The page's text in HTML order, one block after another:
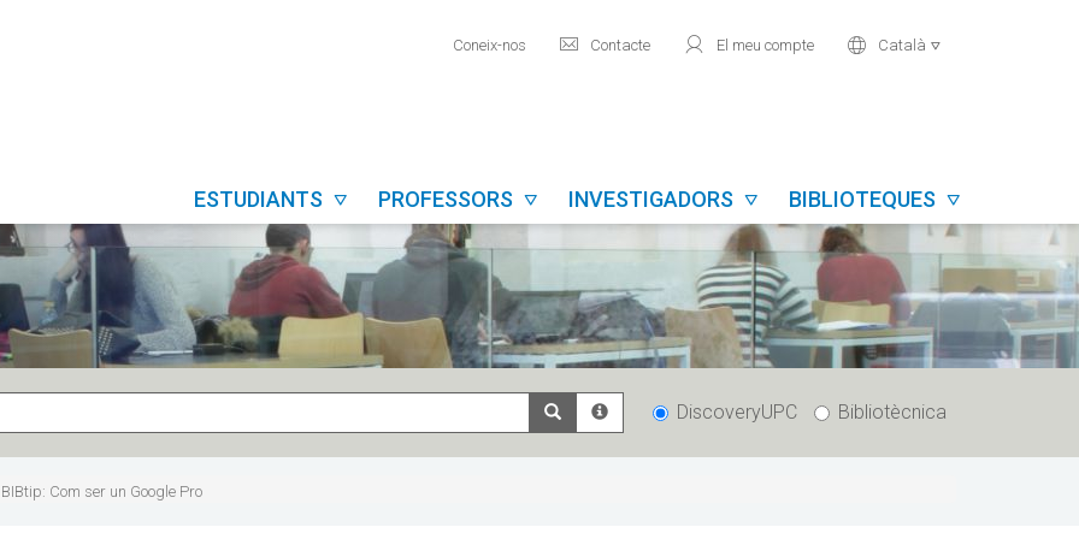
Coneix-nos mail Contacte user El meu compte world Català 
ESTUDIANTS  PROFESSORS  INVESTIGADORS  BIBLIOTEQUES 
DiscoveryUPC Bibliotècnica
BIBtip: Com ser un Google Pro